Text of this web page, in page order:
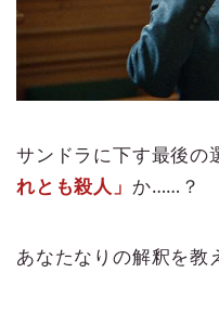
サンドラに下す最後の
れとも殺人」 か……？
あなたなりの解釈を教